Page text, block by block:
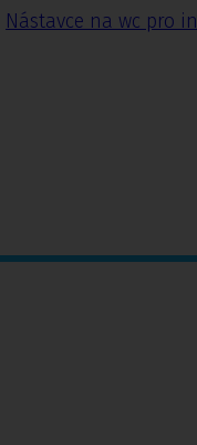
Nástavce na wc pro